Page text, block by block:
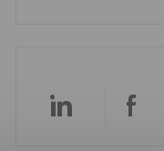
Partager